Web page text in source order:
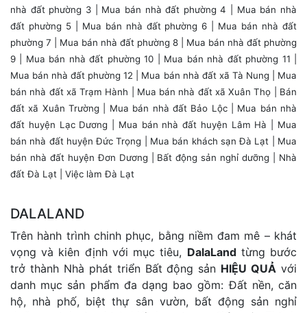
nhà đất phường 3| Mua bán nhà đất phường 4
Mua bán nhà
đất phường 5| Mua bán nhà đất phường 6
Mua bán nhà đất
phường 7
Mua bán nhà đất phường 8
Mua bán nhà đất phường
9
Mua bán nhà đất phường 10 Mua bán nhà đất phường 11
Mua bán nhà đất phường 12 | Mua bán nhà đất xã Tà Nung | Mua
bán nhà đất xã Trạm Hành
Mua bán nhà đất xã Xuân Thọ
Bán
đất xã Xuân Trường
Mua bán nhà đất Bảo Lộc| Mua bán nhà
đất huyện Lạc Dương
Mua bán nhà đất huyện Lâm Hà
Mua
bán nhà đất huyện Đức Trọng
Mua bán khách sạn Đà Lạt | Mua
bán nhà đất huyện Đơn Dương | Bất động sản nghỉ dưỡng
Nhà
đất Đà Lạt
Việc làm Đà Lạt
DALALAND
Trên hành trình chinh phục, bằng niềm đam mê – khát
vọng và kiên định với mục tiêu, DalaLandtừng bước
trở thành Nhà phát triển Bất động sản HIỆU QUẢ với
danh mục sản phẩm đa dạng bao gồm: Đất nền, căn
hộ, nhà phố, biệt thự sân vườn, bất động sản nghỉ